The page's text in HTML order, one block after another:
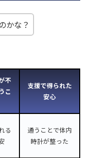
かな？
不
こ
支援で得られた
安心
る
通うことで体内
時計が整った